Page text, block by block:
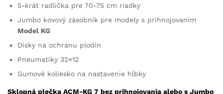
5-krát radlička pre 70-75 cm riadky
Jumbo kovový zásobník pre modely s prihnojovaním
Model KG
Disky na ochranu plodín
Pneumatiky 32×12
Gumové koliesko na nastavenie hĺbky
Sklopná plečka ACM-KG 7 bez prihnojovania alebo s Jumbo